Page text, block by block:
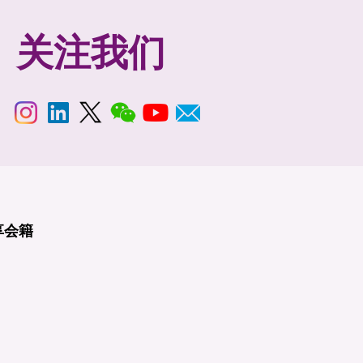
关注我们
会籍